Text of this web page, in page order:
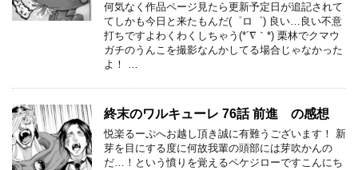
何気なく作品ページ見たら更新予定日が追記されて
てしかも今日と来たもんだ(゜ロ゜) 良い…良い不意
打ちですよわくわくしちゃう(*´∇｀*) 栗林でクマウ
ガチのうんこを撮影なんかしてる場合じゃなかった
よ！ …
終末のワルキューレ 76話 前進 の感想
悦楽るーぷへお越し頂き誠に有難うございます！ 新
芽を目にする度に何故我輩の頭部には芽吹かんの
だ…！という憤りを覚えるペケジローですこんにち